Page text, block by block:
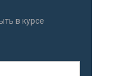
в курсе